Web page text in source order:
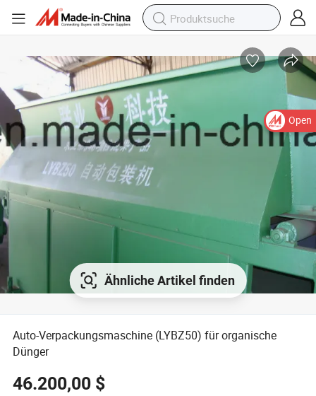
Open
Ähnliche Artikel finden
Auto-Verpackungsmaschine (LYBZ50) für organische
Dünger
46.200,00 $